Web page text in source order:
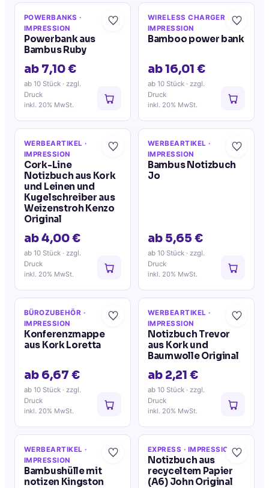
POWERBANKS ·
IMPRESSION
Powerbank aus
Bambus Ruby
ab 7,10 €
ab 10 Stück · zzgl.
Druck
inkl. 20% MwSt.
WIRELESS CHARGER
IMPRESSION
Bamboo power bank
ab 16,01 €
ab 10 Stück · zzgl.
Druck
inkl. 20% MwSt.
WERBEARTIKEL ·
IMPRESSION
Cork-Line
Notizbuch aus Kork
und Leinen und
Kugelschreiber aus
Weizenstroh Kenzo
Original
ab 4,00 €
ab 10 Stück · zzgl.
Druck
inkl. 20% MwSt.
WERBEARTIKEL ·
IMPRESSION
Bambus Notizbuch
Jo
ab 5,65 €
ab 10 Stück · zzgl.
Druck
inkl. 20% MwSt.
BÜROZUBEHÖR ·
IMPRESSION
Konferenzmappe
aus Kork Loretta
ab 6,67 €
ab 10 Stück · zzgl.
Druck
inkl. 20% MwSt.
WERBEARTIKEL ·
IMPRESSION
Notizbuch Trevor
aus Kork und
Baumwolle Original
ab 2,21 €
ab 10 Stück · zzgl.
Druck
inkl. 20% MwSt.
WERBEARTIKEL ·
IMPRESSION
Bambushülle mit
notizen Kingston
EXPRESS · IMPRESSION
Notizbuch aus
recyceltem Papier
(A6) John Original